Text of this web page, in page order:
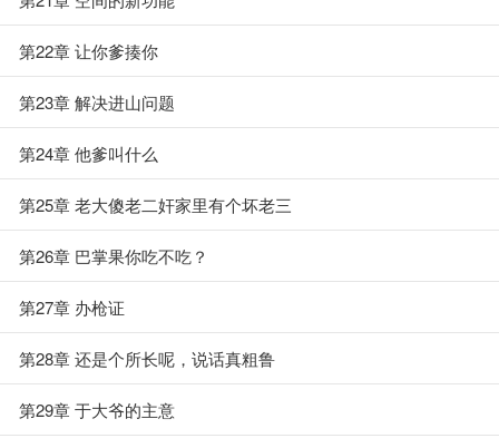
第22章 让你爹揍你
第23章 解决进山问题
第24章 他爹叫什么
第25章 老大傻老二奸家里有个坏老三
第26章 巴掌果你吃不吃？
第27章 办枪证
第28章 还是个所长呢，说话真粗鲁
第29章 于大爷的主意